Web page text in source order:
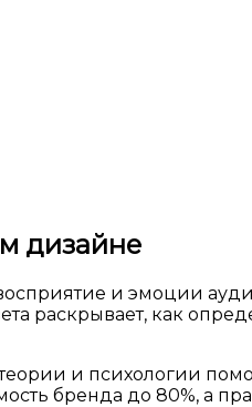
дизайне
и эмоции
раскрывает, как
и психологии
бренда до 80%, а